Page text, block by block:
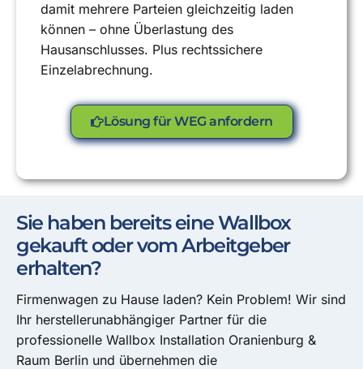
damit mehrere Parteien gleichzeitig laden
können – ohne Überlastung des
Hausanschlusses. Plus rechtssichere
Einzelabrechnung.
Lösung für WEG anfordern
Sie haben bereits eine Wallbox
gekauft oder vom Arbeitgeber
erhalten?
Firmenwagen zu Hause laden? Kein Problem! Wir sind
Ihr herstellerunabhängiger Partner für die
professionelle Wallbox Installation Oranienburg &
Raum Berlin und übernehmen die